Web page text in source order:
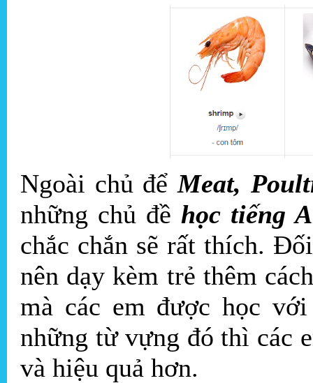
Ngoài chủ đểMeat,
những chủ đề học tiếng
chắc chắn sẽ rất thích.
nên dạy kèm trẻ thêm
mà các em được học
những từ vựng đó thì các
và hiệu quả hơn.